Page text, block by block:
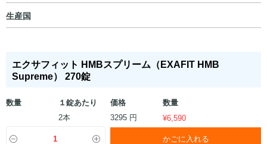
生産国
エクサフィット HMBスプリーム（EXAFIT HMB
Supreme） 270錠
数量 １錠あたり 価格
数量
2本
3295 円 ¥6,590
かごに入れる